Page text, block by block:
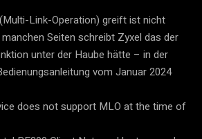
Link-Operation) greift ist nicht
Seiten schreibt Zyxel das der
unter der Haube hätte – in der
vom Januar 2024
does not support MLO at the time of